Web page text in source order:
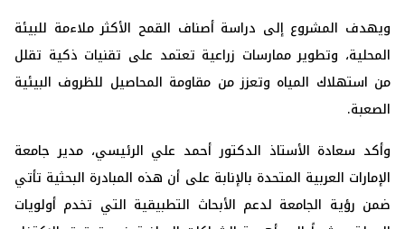
ويهدف المشروع إلى دراسة أصناف القمح الأكثر ملاءمة للبيئة
المحلية، وتطوير ممارسات زراعية تعتمد على تقنيات ذكية تقلل
من استهلاك المياه وتعزز من مقاومة المحاصيل للظروف البيئية
الصعبة.
وأكد سعادة الأستاذ الدكتور أحمد علي الرئيسي، مدير جامعة
الإمارات العربية المتحدة بالإنابة على أن هذه المبادرة البحثية تأتي
ضمن رؤية الجامعة لدعم الأبحاث التطبيقية التي تخدم أولويات